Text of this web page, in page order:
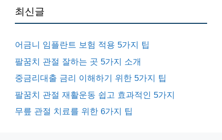
최신글
어금니 임플란트 보험 적용 5가지 팁
팔꿈치 관절 잘하는 곳 5가지 소개
중금리대출 금리 이해하기 위한 5가지 팁
팔꿈치 관절 재활운동 쉽고 효과적인 5가지
무릎 관절 치료를 위한 6가지 팁